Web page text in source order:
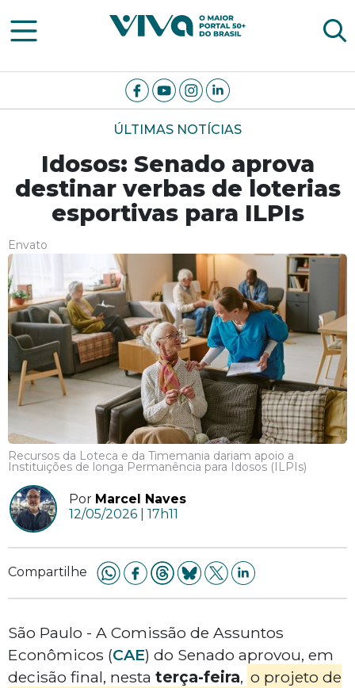
Viva Notícias
ÚLTIMAS NOTÍCIAS
Idosos: Senado aprova
destinar verbas de loterias
esportivas para ILPIs
Envato
Recursos da Loteca e da Timemania dariam apoio a
Instituições de longa Permanência para Idosos (ILPIs)
Por Marcel Naves
12/05/2026 | 17h11
Compartilhe
São Paulo - A Comissão de Assuntos
Econômicos (CAE) do Senado aprovou, em
decisão final, nesta terça-feira, o projeto de